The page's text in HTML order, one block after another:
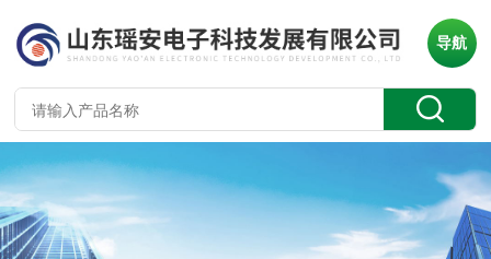
导航